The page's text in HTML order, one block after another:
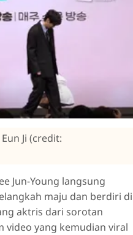
Ji (credit:
Jun-Young langsung
maju dan berdiri di
aktris dari sorotan
video yang kemudian viral